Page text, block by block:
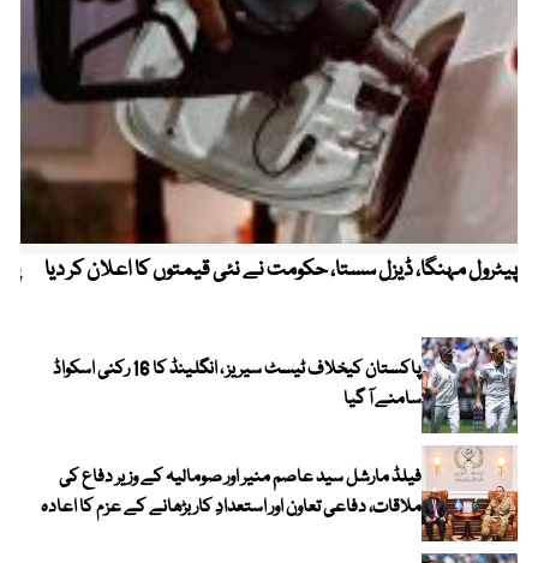
پیٹرول مہنگا، ڈیزل سستا، حکومت نے نئی قیمتوں کا اعلان کر دیا
پاکستان کیخلاف ٹیسٹ سیریز ، انگلینڈ کا 16 رکنی اسکواڈ
سامنے آ گیا
فیلڈ مارشل سید عاصم منیر اور صومالیہ کے وزیر دفاع کی
ملاقات، دفاعی تعاون اور استعدادِ کار بڑھانے کے عزم کا اعادہ